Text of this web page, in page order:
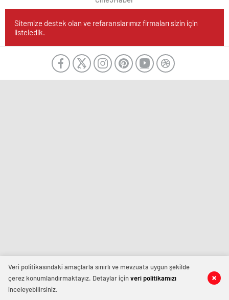
Sitemize destek olan ve refaranslarımız firmaları sizin için
listeledik.
Veri politikasındaki amaçlarla sınırlı ve mevzuata uygun şekilde
çerez konumlandırmaktayız. Detaylar içinveri politikamızı
inceleyebilirsiniz.